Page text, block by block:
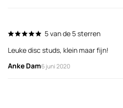
5 van de 5 sterren
Leuke disc studs, klein maar fijn!
Anke Dam6 juni 2020